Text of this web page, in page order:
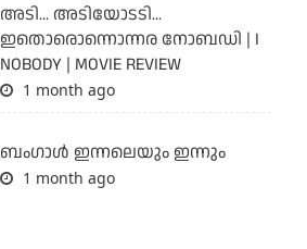
അടി... അടിയോടടി...
ഇതൊരൊന്നൊന്നര നോബഡി | I
NOBODY | MOVIE REVIEW
1 month ago
ബംഗാള്‍ ഇന്നലെയും ഇന്നും
1 month ago